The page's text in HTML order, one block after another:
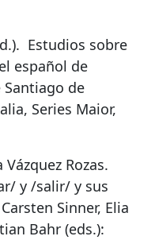
Estudios sobre
español de
Santiago de
Series Maior,
Rozas.
y /salir/ y sus
Carsten Sinner, Elia
Bahr (eds.):